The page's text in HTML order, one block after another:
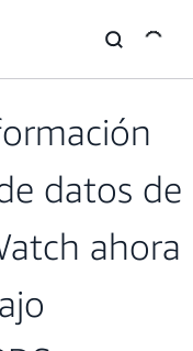
datos de
ahora